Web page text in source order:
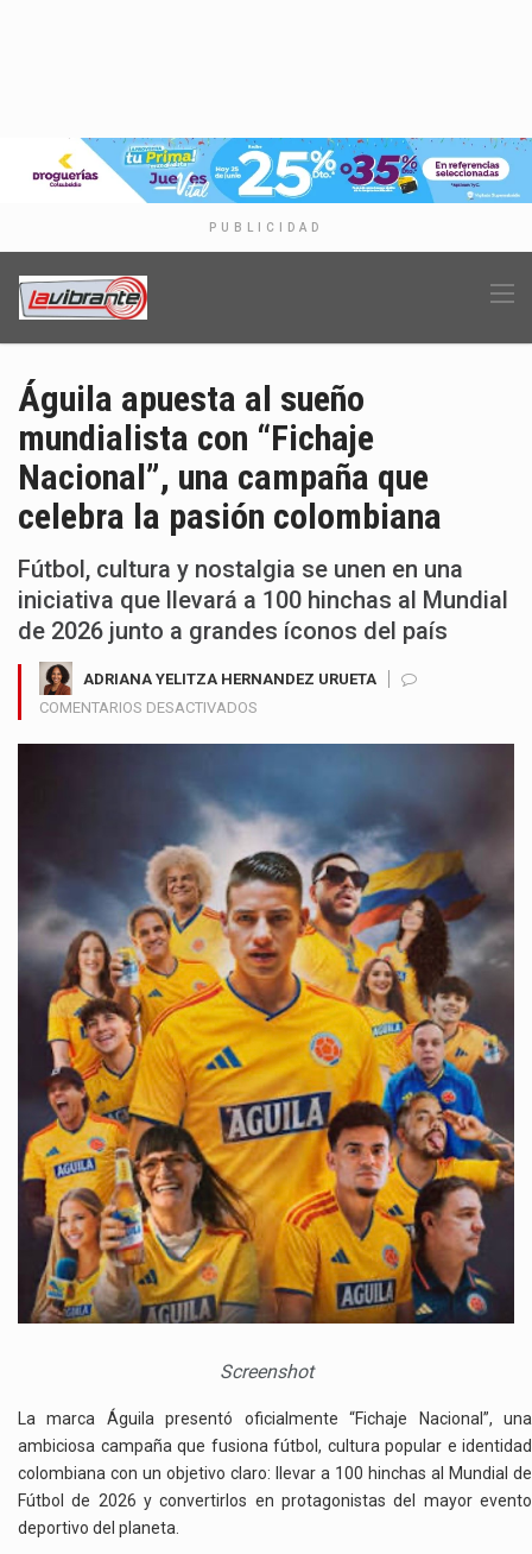
PUBLICIDAD
Águila apuesta al sueño
mundialista con “Fichaje
Nacional”, una campaña que
celebra la pasión colombiana
Fútbol, cultura y nostalgia se unen en una
iniciativa que llevará a 100 hinchas al Mundial
de 2026 junto a grandes íconos del país
ADRIANA YELITZA HERNANDEZ URUETA
COMENTARIOS DESACTIVADOS
SUEÑO
MUNDIALISTA
CON
“FICHAJE
NACIONAL”,
UNA
CAMPAÑA
QUE
CELEBRA
LA
PASIÓN
COLOMBIANA
Screenshot
La marca Águila presentó oficialmente “Fichaje Nacional”, una
ambiciosa campaña que fusiona fútbol, cultura popular e identidad
colombiana con un objetivo claro: llevar a 100 hinchas al Mundial de
Fútbol de 2026 y convertirlos en protagonistas del mayor evento
deportivo del planeta.